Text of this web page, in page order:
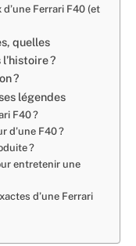
Ferrari F40 (et
quelles
?
?
légendes
F40 ?
d’une F40 ?
?
entretenir une
d’une Ferrari